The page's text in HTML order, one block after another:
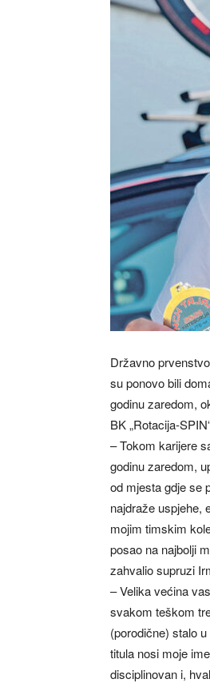
Državno
su ponovo bili
godinu zaredom,
BK „Rotacija-
– Tokom karijere
godinu zaredom,
od mjesta gdje se
najdraže uspjehe,
mojim timskim
posao na najbolji
zahvalio supruzi
– Velika većina
svakom teškom
(porodične) stalo
titula nosi moje
disciplinovan i,